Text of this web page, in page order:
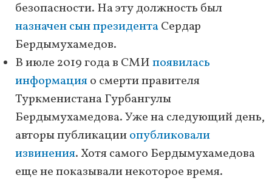
безопасности. На эту должность был
назначен сын президентаСердар
Бердымухамедов.
В июле 2019 года в СМИпоявилась
информацияо смерти правителя
Туркменистана Гурбангулы
Бердымухамедова. Уже на следующий день,
авторы публикацииопубликовали
извинения. Хотя самого Бердымухамедова
еще не показывали некоторое время.